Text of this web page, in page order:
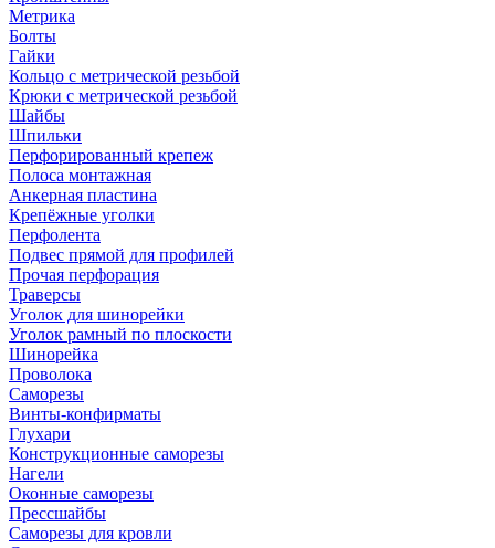
Метрика
Болты
Гайки
Кольцо с метрической резьбой
Крюки с метрической резьбой
Шайбы
Шпильки
Перфорированный крепеж
Полоса монтажная
Анкерная пластина
Крепёжные уголки
Перфолента
Подвес прямой для профилей
Прочая перфорация
Траверсы
Уголок для шинорейки
Уголок рамный по плоскости
Шинорейка
Проволока
Саморезы
Винты-конфирматы
Глухари
Конструкционные саморезы
Нагели
Оконные саморезы
Прессшайбы
Саморезы для кровли